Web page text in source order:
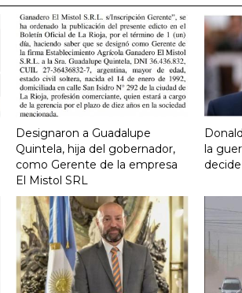
Designaron a Guadalupe
Quintela, hija del gobernador,
como Gerente de la empresa
El Mistol SRL
la